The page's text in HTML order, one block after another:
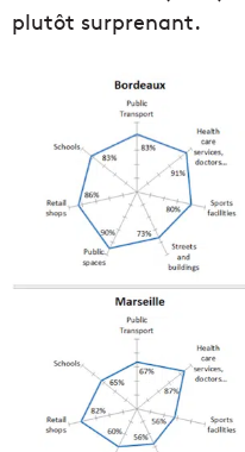
plutôt surprenant.